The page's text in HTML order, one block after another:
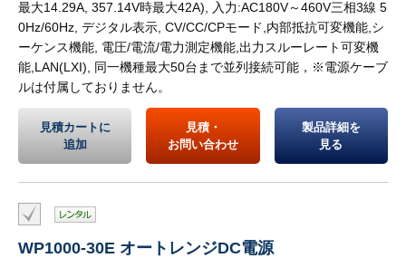
最大14.29A, 357.14V時最大42A), 入力:AC180V～460V三相3線 5
0Hz/60Hz, デジタル表示, CV/CC/CPモード,内部抵抗可変機能,シ
ーケンス機能, 電圧/電流/電力測定機能,出力スルーレート可変機
能,LAN(LXI), 同一機種最大50台まで並列接続可能，※電源ケーブ
ルは付属しておりません。
見積カートに
追加
見積・
お問い合わせ
製品詳細を
見る
WP1000-30E オートレンジDC電源